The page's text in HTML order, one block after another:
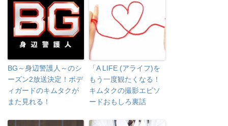
BG～身辺警護人～のシ
ーズン2放送決定！ボデ
ィガードのキムタクが
また見れる！
「A LIFE (アライフ)を
もう一度観たくなる！
キムタクの撮影エピソ
ードおもしろ裏話